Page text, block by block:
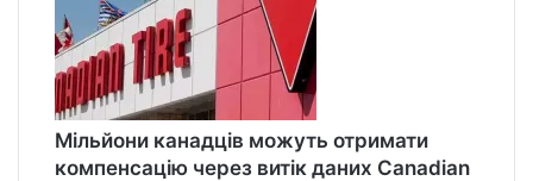
Мільйони канадців можуть отримати
компенсацію через витік даних Canadian